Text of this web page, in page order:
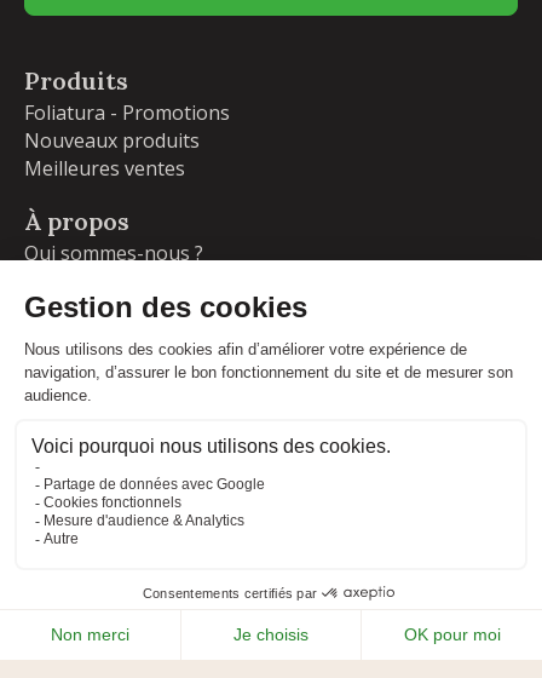
Produits
Foliatura - Promotions
Nouveaux produits
Meilleures ventes
À propos
Qui sommes-nous ?
Livraisons et retours
Blog
Votre compte
Commandes
Adresses
CONDITIONS GÉNÉRALES DE VENTE
POLITIQUE DE CONFIDENTIALITÉ
PLAN DU SITE